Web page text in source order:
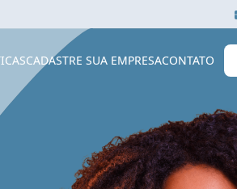
CADASTRE SUA EMPRESACONTATO